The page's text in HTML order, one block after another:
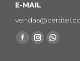
E-MAIL
Encontre-nos em:
Facebook
Instagram